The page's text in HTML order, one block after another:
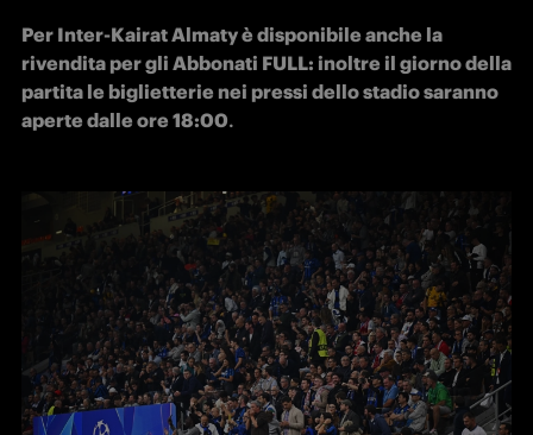
Per Inter-Kairat Almaty è disponibile anche la
rivendita per gli Abbonati FULL: inoltre il giorno della
partita le biglietterie nei pressi dello stadio saranno
aperte dalle ore 18:00.